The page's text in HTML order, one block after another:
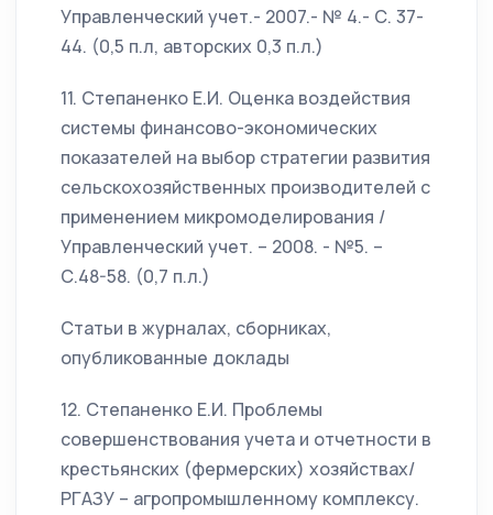
Управленческий учет.- 2007.- № 4.- С. 37-
44. (0,5 п.л, авторских 0,3 п.л.)
11. Степаненко Е.И. Оценка воздействия
системы финансово-экономических
показателей на выбор стратегии развития
сельскохозяйственных производителей с
применением микромоделирования /
Управленческий учет. – 2008. - №5. –
С.48-58. (0,7 п.л.)
Статьи в журналах, сборниках,
опубликованные доклады
12. Степаненко Е.И. Проблемы
совершенствования учета и отчетности в
крестьянских (фермерских) хозяйствах/
РГАЗУ – агропромышленному комплексу.